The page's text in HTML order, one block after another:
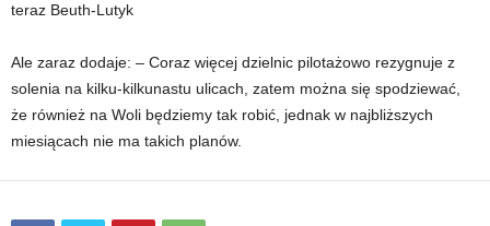
teraz Beuth-Lutyk
Ale zaraz dodaje: – Coraz więcej dzielnic pilotażowo rezygnuje z
solenia na kilku-kilkunastu ulicach, zatem można się spodziewać,
że również na Woli będziemy tak robić, jednak w najbliższych
miesiącach nie ma takich planów.